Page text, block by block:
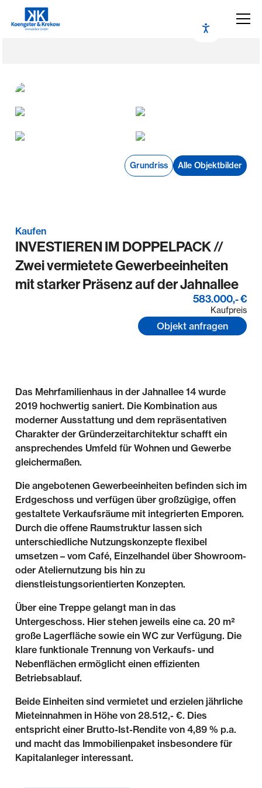
Grundriss Alle Objektbilder
Kaufen
INVESTIEREN IM DOPPELPACK //
Zwei vermietete Gewerbeeinheiten
mit starker Präsenz auf der Jahnallee
583.000,- €
Kaufpreis
Objekt anfragen
Das Mehrfamilienhaus in der Jahnallee 14 wurde
2019 hochwertig saniert. Die Kombination aus
moderner Ausstattung und dem repräsentativen
Charakter der Gründerzeitarchitektur schafft ein
ansprechendes Umfeld für Wohnen und Gewerbe
gleichermaßen.
Die angebotenen Gewerbeeinheiten befinden sich im
Erdgeschoss und verfügen über großzügige, offen
gestaltete Verkaufsräume mit integrierten Emporen.
Durch die offene Raumstruktur lassen sich
unterschiedliche Nutzungskonzepte flexibel
umsetzen – vom Café, Einzelhandel über Showroom-
oder Ateliernutzung bis hin zu
dienstleistungsorientierten Konzepten.
Über eine Treppe gelangt man in das
Untergeschoss. Hier stehen jeweils eine ca. 20 m²
große Lagerfläche sowie ein WC zur Verfügung. Die
klare funktionale Trennung von Verkaufs- und
Nebenflächen ermöglicht einen effizienten
Betriebsablauf.
Beide Einheiten sind vermietet und erzielen jährliche
Mieteinnahmen in Höhe von 28.512,- €. Dies
entspricht einer Brutto-Ist-Rendite von 4,89 % p.a.
und macht das Immobilienpaket insbesondere für
Kapitalanleger interessant.